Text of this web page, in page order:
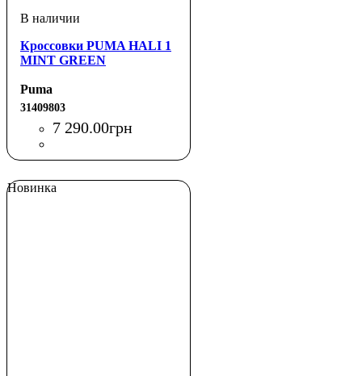
Кроссовки PUMA HALI 1
MINT GREEN
Puma
31409803
7 290.00грн
Новинка